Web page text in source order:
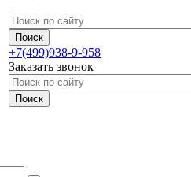
+7(499)938-9-958
Заказать звонок